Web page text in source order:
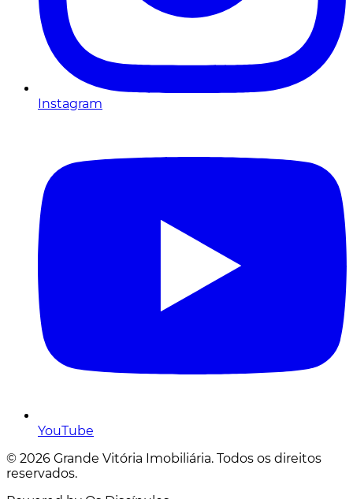
Instagram
YouTube
© 2026 Grande Vitória Imobiliária. Todos os direitos
reservados.